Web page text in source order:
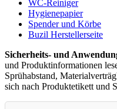
WC-Reiniger
Hygienepapier
Spender und Körbe
Buzil Herstellerseite
Sicherheits- und
und Produktinformationen
Sprühabstand,
sich nach Produktetikett und